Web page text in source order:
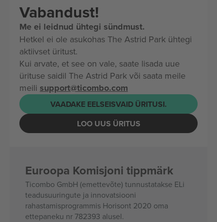
Vabandust!
Me ei leidnud ühtegi sündmust.
Hetkel ei ole asukohas The Astrid Park ühtegi
aktiivset üritust.
Kui arvate, et see on vale, saate lisada uue
ürituse saidil The Astrid Park või saata meile
meili support@ticombo.com
VAADAKE EELSEISVAID ÜRITUSI.
LOO UUS ÜRITUS
Euroopa Komisjoni tippmärk
Ticombo GmbH (emettevõte) tunnustatakse ELi
teadusuuringute ja innovatsiooni
rahastamisprogrammis Horisont 2020 oma
ettepaneku nr 782393 alusel.